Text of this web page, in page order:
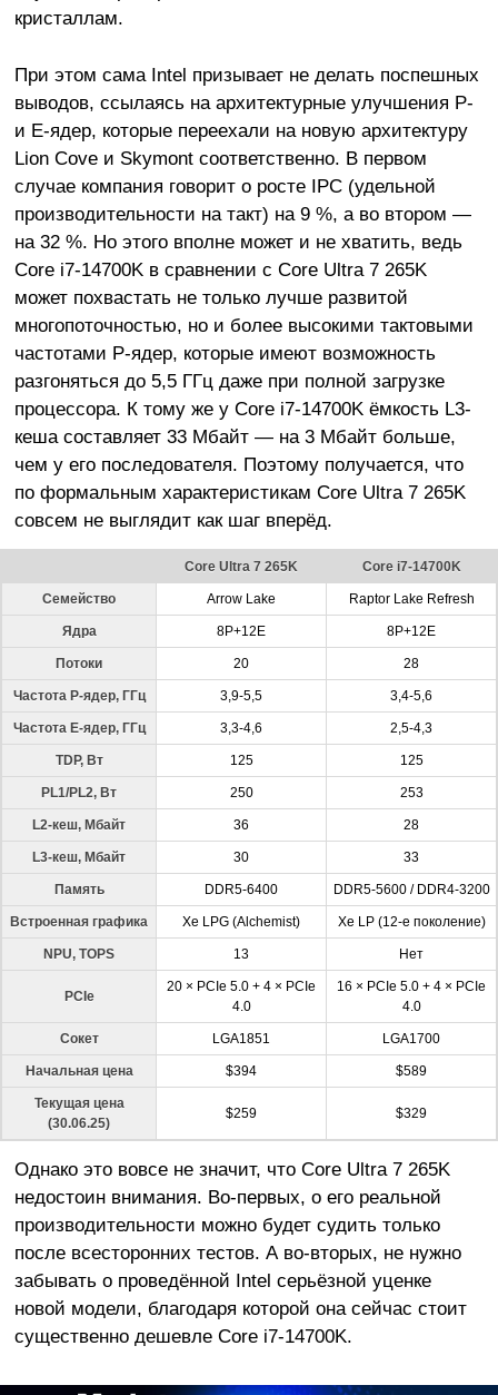
кристаллам.
При этом сама Intel призывает не делать поспешных
выводов, ссылаясь на архитектурные улучшения P-
и E-ядер, которые переехали на новую архитектуру
Lion Cove и Skymont соответственно. В первом
случае компания говорит о росте IPC (удельной
производительности на такт) на 9 %, а во втором —
на 32 %. Но этого вполне может и не хватить, ведь
Core i7-14700K в сравнении с Core Ultra 7 265K
может похвастать не только лучше развитой
многопоточностью, но и более высокими тактовыми
частотами P-ядер, которые имеют возможность
разгоняться до 5,5 ГГц даже при полной загрузке
процессора. К тому же у Core i7-14700K ёмкость L3-
кеша составляет 33 Мбайт — на 3 Мбайт больше,
чем у его последователя. Поэтому получается, что
по формальным характеристикам Core Ultra 7 265K
совсем не выглядит как шаг вперёд.
Core Ultra 7 265K Core i7-14700K
Семейство Arrow Lake Raptor Lake Refresh
Ядра 8P+12E 8P+12E
Потоки 20 28
Частота P-ядер, ГГц 3,9-5,5 3,4-5,6
Частота E-ядер, ГГц 3,3-4,6 2,5-4,3
TDP, Вт 125 125
PL1/PL2, Вт 250 253
L2-кеш, Мбайт 36 28
L3-кеш, Мбайт 30 33
Память DDR5-6400 DDR5-5600 / DDR4-3200
Встроенная графика Xe LPG (Alchemist) Xe LP (12-е поколение)
NPU, TOPS 13 Нет
PCIe
20 × PCIe 5.0 + 4 × PCIe
4.0
16 × PCIe 5.0 + 4 × PCIe
4.0
Сокет LGA1851 LGA1700
Начальная цена $394 $589
Текущая цена
(30.06.25)
$259 $329
Однако это вовсе не значит, что Core Ultra 7 265K
недостоин внимания. Во-первых, о его реальной
производительности можно будет судить только
после всесторонних тестов. А во-вторых, не нужно
забывать о проведённой Intel серьёзной уценке
новой модели, благодаря которой она сейчас стоит
существенно дешевле Core i7-14700K.